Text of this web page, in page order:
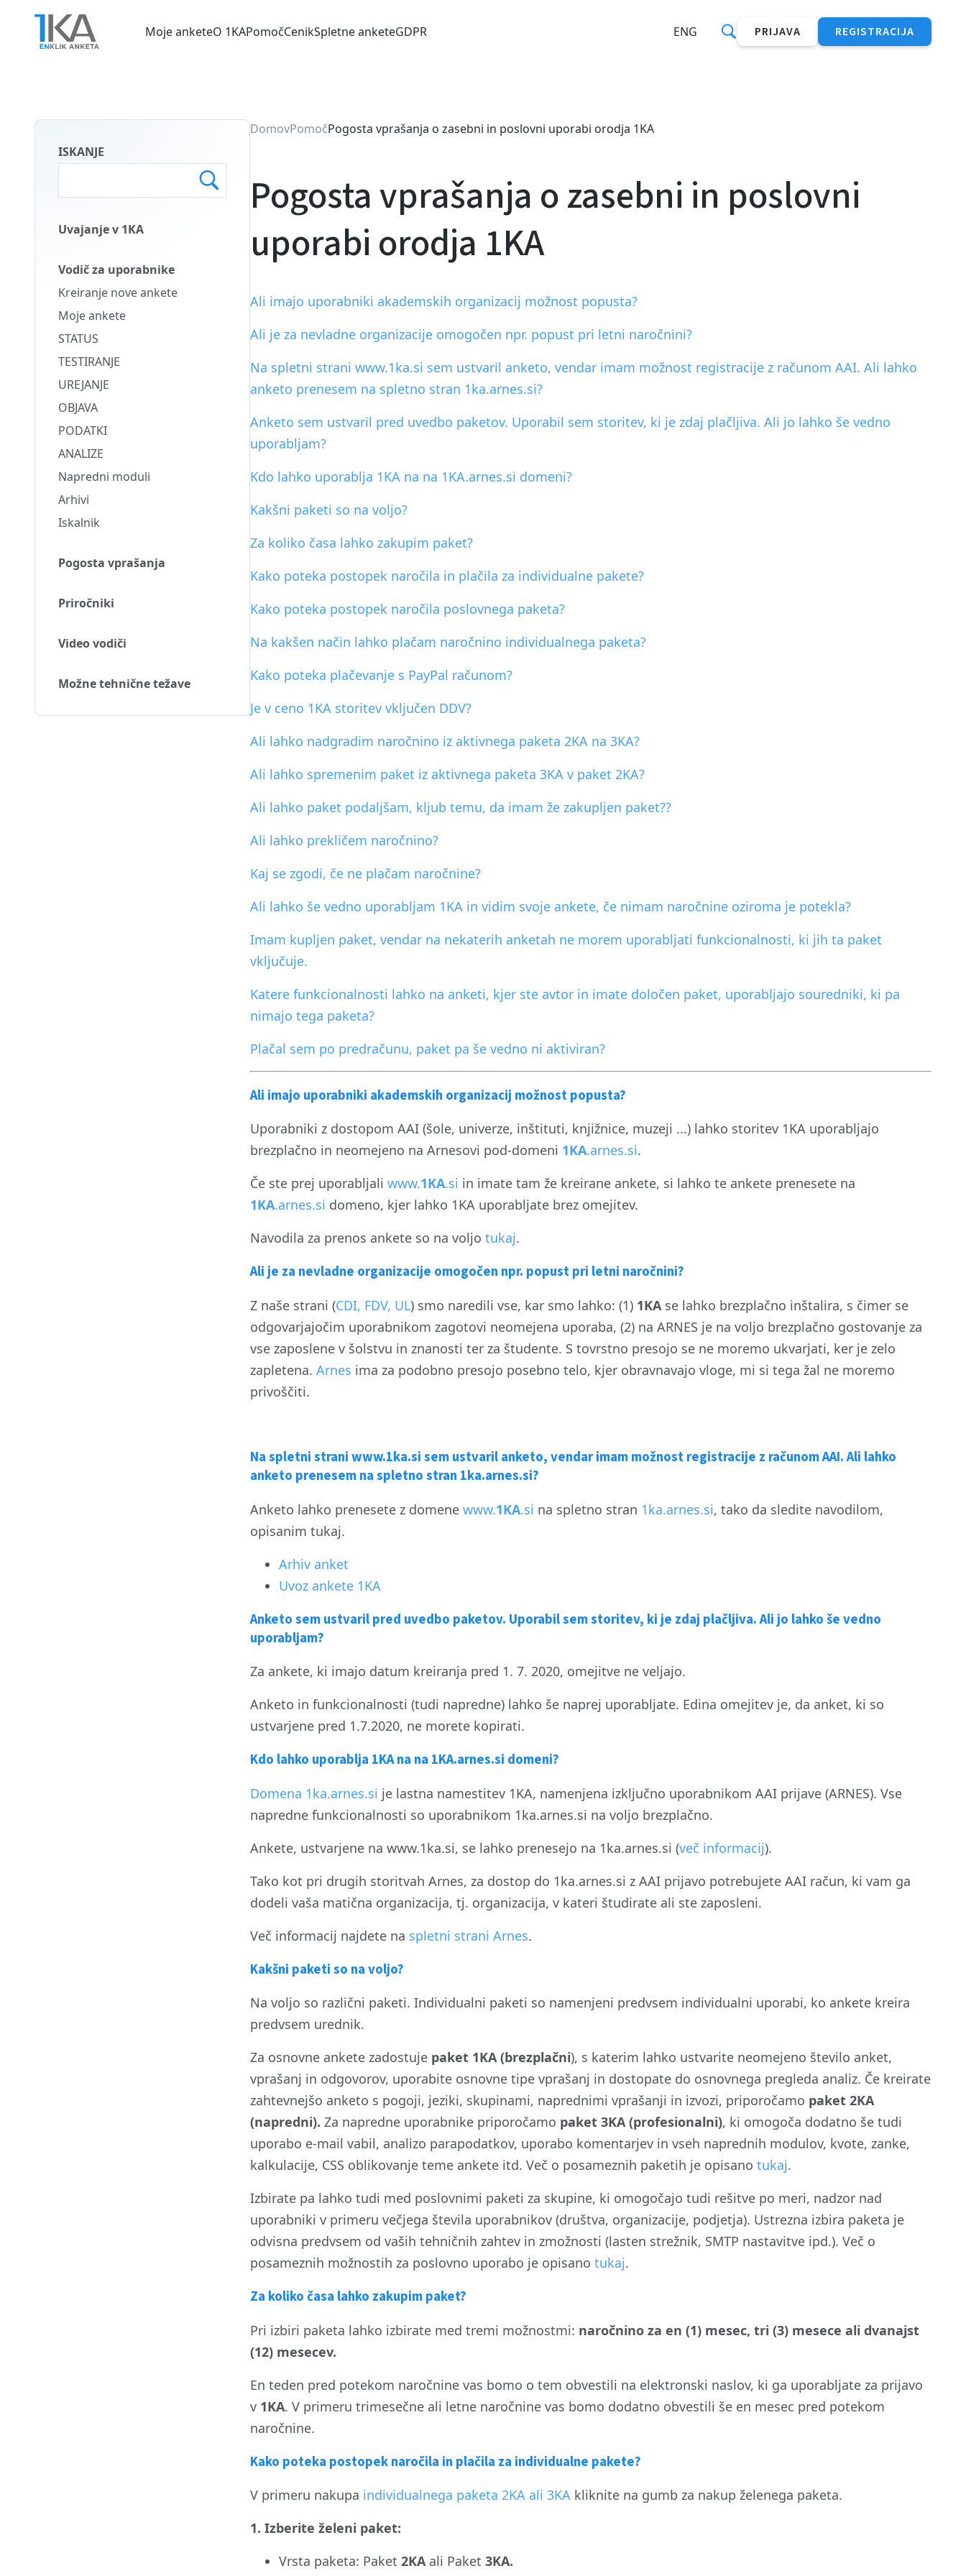
Moje anketeO 1KAPomočCenikSpletne anketeGDPR ENG PRIJAVA REGISTRACIJA
ISKANJE
Menu
SLO
Uvajanje v 1KA
Vodič za uporabnike
Kreiranje nove ankete
Moje ankete
STATUS
TESTIRANJE
UREJANJE
OBJAVA
PODATKI
ANALIZE
Napredni moduli
Arhivi
Iskalnik
Pogosta vprašanja
Priročniki
Video vodiči
Možne tehnične težave
DomovPomočPogosta vprašanja o zasebni in poslovni uporabi orodja 1KA
Pogosta vprašanja o zasebni in poslovni
uporabi orodja 1KA
Ali imajo uporabniki akademskih organizacij možnost popusta?
Ali je za nevladne organizacije omogočen npr. popust pri letni naročnini?
Na spletni strani www.1ka.si sem ustvaril anketo, vendar imam možnost registracije z računom AAI. Ali lahko
anketo prenesem na spletno stran 1ka.arnes.si?
Anketo sem ustvaril pred uvedbo paketov. Uporabil sem storitev, ki je zdaj plačljiva. Ali jo lahko še vedno
uporabljam?
Kdo lahko uporablja 1KA na na 1KA.arnes.si domeni?
Kakšni paketi so na voljo?
Za koliko časa lahko zakupim paket?
Kako poteka postopek naročila in plačila za individualne pakete?
Kako poteka postopek naročila poslovnega paketa?
Na kakšen način lahko plačam naročnino individualnega paketa?
Kako poteka plačevanje s PayPal računom?
Je v ceno 1KA storitev vključen DDV?
Ali lahko nadgradim naročnino iz aktivnega paketa 2KA na 3KA?
Ali lahko spremenim paket iz aktivnega paketa 3KA v paket 2KA?
Ali lahko paket podaljšam, kljub temu, da imam že zakupljen paket??
Ali lahko prekličem naročnino?
Kaj se zgodi, če ne plačam naročnine?
Ali lahko še vedno uporabljam 1KA in vidim svoje ankete, če nimam naročnine oziroma je potekla?
Imam kupljen paket, vendar na nekaterih anketah ne morem uporabljati funkcionalnosti, ki jih ta paket
vključuje.
Katere funkcionalnosti lahko na anketi, kjer ste avtor in imate določen paket, uporabljajo souredniki, ki pa
nimajo tega paketa?
Plačal sem po predračunu, paket pa še vedno ni aktiviran?
Ali imajo uporabniki akademskih organizacij možnost popusta?
Uporabniki z dostopom AAI (šole, univerze, inštituti, knjižnice, muzeji ...) lahko storitev 1KA uporabljajo
brezplačno in neomejeno na Arnesovi pod-domeni 1KA.arnes.si.
Če ste prej uporabljaliwww.1KA.si in imate tam že kreirane ankete, si lahko te ankete prenesete na
1KA.arnes.si domeno, kjer lahko 1KA uporabljate brez omejitev.
Navodila za prenos ankete so na voljotukaj.
Ali je za nevladne organizacije omogočen npr. popust pri letni naročnini?
Z naše strani (CDI, FDV, UL) smo naredili vse, kar smo lahko: (1) 1KA se lahko brezplačno inštalira, s čimer se
odgovarjajočim uporabnikom zagotovi neomejena uporaba, (2) na ARNES je na voljo brezplačno gostovanje za
vse zaposlene v šolstvu in znanosti ter za študente. S tovrstno presojo se ne moremo ukvarjati, ker je zelo
zapletena.Arnes ima za podobno presojo posebno telo, kjer obravnavajo vloge, mi si tega žal ne moremo
privoščiti.
Na spletni strani www.1ka.si sem ustvaril anketo, vendar imam možnost registracije z računom AAI. Ali lahko
anketo prenesem na spletno stran 1ka.arnes.si?
Anketo lahko prenesete z domenewww.1KA.si na spletno stran 1ka.arnes.si, tako da sledite navodilom,
opisanim tukaj.
Arhiv anket
Uvoz ankete 1KA
Anketo sem ustvaril pred uvedbo paketov. Uporabil sem storitev, ki je zdaj plačljiva. Ali jo lahko še vedno
uporabljam?
Za ankete, ki imajo datum kreiranja pred 1. 7. 2020, omejitve ne veljajo.
Anketo in funkcionalnosti (tudi napredne) lahko še naprej uporabljate. Edina omejitev je, da anket, ki so
ustvarjene pred 1.7.2020, ne morete kopirati.
Kdo lahko uporablja 1KA na na 1KA.arnes.si domeni?
Domena 1ka.arnes.si je lastna namestitev 1KA, namenjena izključno uporabnikom AAI prijave (ARNES). Vse
napredne funkcionalnosti so uporabnikom 1ka.arnes.si na voljo brezplačno.
Ankete, ustvarjene na www.1ka.si, se lahko prenesejo na 1ka.arnes.si (več informacij).
Tako kot pri drugih storitvah Arnes, za dostop do 1ka.arnes.si z AAI prijavo potrebujete AAI račun, ki vam ga
dodeli vaša matična organizacija, tj. organizacija, v kateri študirate ali ste zaposleni.
Več informacij najdete na spletni strani Arnes.
Kakšni paketi so na voljo?
Na voljo so različni paketi. Individualni paketi so namenjeni predvsem individualni uporabi, ko ankete kreira
predvsem urednik.
Za osnovne ankete zadostuje paket 1KA (brezplačni), s katerim lahko ustvarite neomejeno število anket,
vprašanj in odgovorov, uporabite osnovne tipe vprašanj in dostopate do osnovnega pregleda analiz. Če kreirate
zahtevnejšo anketo s pogoji, jeziki, skupinami, naprednimi vprašanji in izvozi, priporočamo paket 2KA
(napredni). Za napredne uporabnike priporočamo paket 3KA (profesionalni), ki omogoča dodatno še tudi
uporabo e-mail vabil, analizo parapodatkov, uporabo komentarjev in vseh naprednih modulov, kvote, zanke,
kalkulacije, CSS oblikovanje teme ankete itd. Več o posameznih paketih je opisanotukaj.
Izbirate pa lahko tudi med poslovnimi paketi za skupine, ki omogočajo tudi rešitve po meri, nadzor nad
uporabniki v primeru večjega števila uporabnikov (društva, organizacije, podjetja). Ustrezna izbira paketa je
odvisna predvsem od vaših tehničnih zahtev in zmožnosti (lasten strežnik, SMTP nastavitve ipd.). Več o
posameznih možnostih za poslovno uporabo je opisanotukaj.
Za koliko časa lahko zakupim paket?
Pri izbiri paketa lahko izbirate med tremi možnostmi: naročnino za en (1) mesec, tri (3) mesece ali dvanajst
(12) mesecev.
En teden pred potekom naročnine vas bomo o tem obvestili na elektronski naslov, ki ga uporabljate za prijavo
v 1KA. V primeru trimesečne ali letne naročnine vas bomo dodatno obvestili še en mesec pred potekom
naročnine.
Kako poteka postopek naročila in plačila za individualne pakete?
V primeru nakupa individualnega paketa 2KA ali 3KA kliknite na gumb za nakup želenega paketa.
1. Izberite želeni paket:
Vrsta paketa: Paket2KAali Paket3KA.